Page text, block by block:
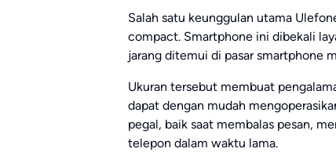
Salah satu keunggulan utama
compact. Smartphone ini dibekali
jarang ditemui di pasar smartphone
Ukuran tersebut membuat
dapat dengan mudah
pegal, baik saat membalas pesan,
telepon dalam waktu lama.